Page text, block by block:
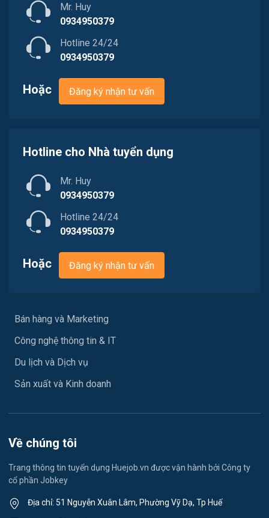
Nội ngoại thất
Trung Tâm Tiếng Anh
Truyền Hình / Quảng Cáo Marketing
Tài chính / Đầu tư
Tư vấn / Chăm Sóc Khách Hàng
Vận chuyển / Giao nhận / Kho vận
Y tế / Chăm sóc sức khỏe
May mặc
Lễ tân
Việc làm Phường Dương Nỗ
Mr. Huy
0934950379
Hotline 24/24
0934950379
Hoặc Đăng ký nhận tư vấn
Hotline cho Nhà tuyển dụng
Mr. Huy
0934950379
Hotline 24/24
0934950379
Hoặc Đăng ký nhận tư vấn
Bán hàng và Marketing
Công nghệ thông tin & IT
Du lịch và Dịch vụ
Sản xuất và Kinh doanh
Về chúng tôi
Trang thông tin tuyển dụng Huejob.vn được vận hành bởi Công ty
cổ phần Jobkey
Địa chỉ: 51 Nguyễn Xuân Lâm, Phường Vỹ Dạ, Tp Huế